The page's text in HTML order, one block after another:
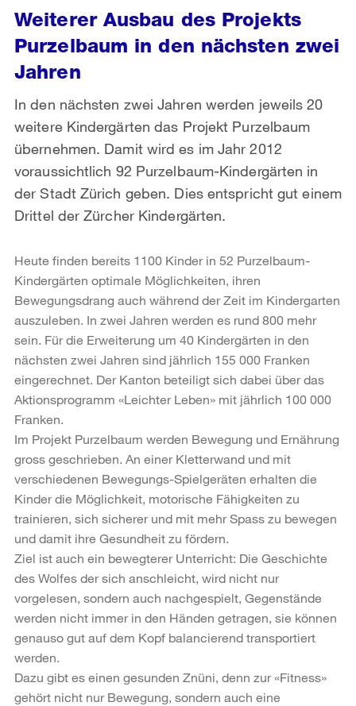
Weiterer Ausbau des Projekts
Purzelbaum in den nächsten zwei
Jahren
In den nächsten zwei Jahren werden jeweils 20
weitere Kindergärten das Projekt Purzelbaum
übernehmen. Damit wird es im Jahr 2012
voraussichtlich 92 Purzelbaum-Kindergärten in
der Stadt Zürich geben. Dies entspricht gut einem
Drittel der Zürcher Kindergärten.
Heute finden bereits 1100 Kinder in 52 Purzelbaum-
Kindergärten optimale Möglichkeiten, ihren
Bewegungsdrang auch während der Zeit im Kindergarten
auszuleben. In zwei Jahren werden es rund 800 mehr
sein. Für die Erweiterung um 40 Kindergärten in den
nächsten zwei Jahren sind jährlich 155 000 Franken
eingerechnet. Der Kanton beteiligt sich dabei über das
Aktionsprogramm «Leichter Leben» mit jährlich 100 000
Franken.
Im Projekt Purzelbaum werden Bewegung und Ernährung
gross geschrieben. An einer Kletterwand und mit
verschiedenen Bewegungs-Spielgeräten erhalten die
Kinder die Möglichkeit, motorische Fähigkeiten zu
trainieren, sich sicherer und mit mehr Spass zu bewegen
und damit ihre Gesundheit zu fördern.
Ziel ist auch ein bewegterer Unterricht: Die Geschichte
des Wolfes der sich anschleicht, wird nicht nur
vorgelesen, sondern auch nachgespielt, Gegenstände
werden nicht immer in den Händen getragen, sie können
genauso gut auf dem Kopf balancierend transportiert
werden.
Dazu gibt es einen gesunden Znüni, denn zur «Fitness»
gehört nicht nur Bewegung, sondern auch eine